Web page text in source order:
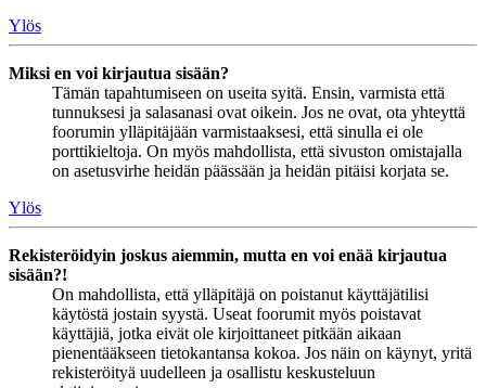
Ylös
Miksi en voi kirjautua sisään?
Tämän tapahtumiseen on useita syitä. Ensin, varmista että
tunnuksesi ja salasanasi ovat oikein. Jos ne ovat, ota yhteyttä
foorumin ylläpitäjään varmistaaksesi, että sinulla ei ole
porttikieltoja. On myös mahdollista, että sivuston omistajalla
on asetusvirhe heidän päässään ja heidän pitäisi korjata se.
Ylös
Rekisteröidyin joskus aiemmin, mutta en voi enää kirjautua
sisään?!
On mahdollista, että ylläpitäjä on poistanut käyttäjätilisi
käytöstä jostain syystä. Useat foorumit myös poistavat
käyttäjiä, jotka eivät ole kirjoittaneet pitkään aikaan
pienentääkseen tietokantansa kokoa. Jos näin on käynyt, yritä
rekisteröityä uudelleen ja osallistu keskusteluun